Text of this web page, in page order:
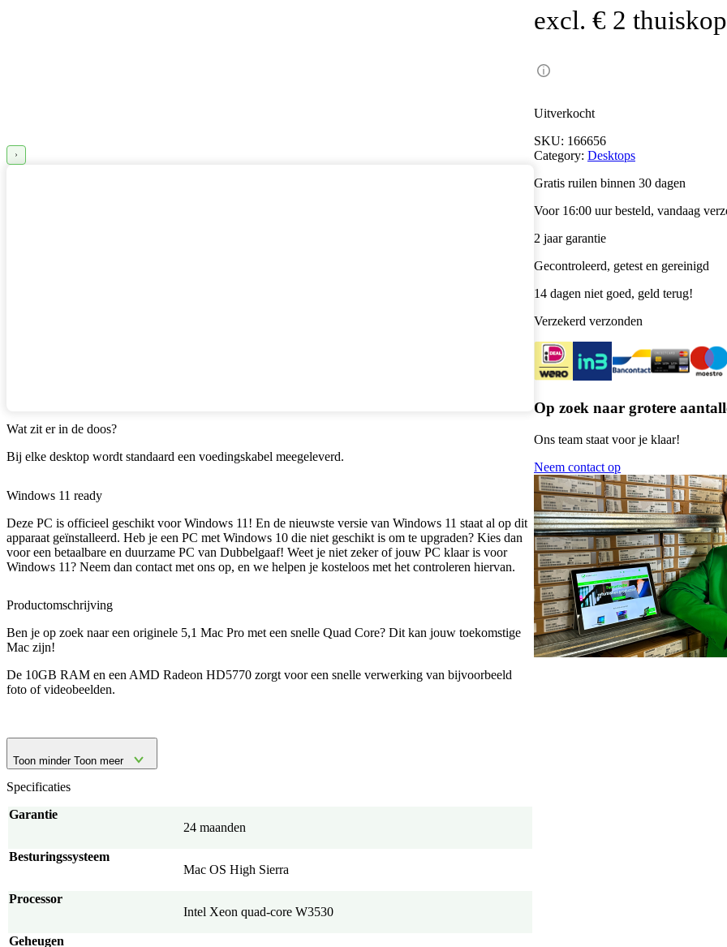
Wat zit er in de doos?
Bij elke desktop wordt standaard een voedingskabel meegeleverd.
Windows 11 ready
Deze PC is officieel geschikt voor Windows 11! En de nieuwste versie van Windows 11 staat al op dit
apparaat geïnstalleerd. Heb je een PC met Windows 10 die niet geschikt is om te upgraden? Kies dan
voor een betaalbare en duurzame PC van Dubbelgaaf! Weet je niet zeker of jouw PC klaar is voor
Windows 11? Neem dan contact met ons op, en we helpen je kosteloos met het controleren hiervan.
Productomschrijving
Ben je op zoek naar een originele 5,1 Mac Pro met een snelle Quad Core? Dit kan jouw toekomstige
Mac zijn!
De 10GB RAM en een AMD Radeon HD5770 zorgt voor een snelle verwerking van bijvoorbeeld
foto of videobeelden.
Toon minder Toon meer
Specificaties
Garantie
24 maanden
Besturingssysteem
Mac OS High Sierra
Processor
Intel Xeon quad-core W3530
Geheugen
excl. € 2
Uitverkocht
SKU: 166656
Category: Desktops
Gratis ruilen binnen 30 dagen
Voor 16:00 uur besteld, vandaag
2 jaar garantie
Gecontroleerd, getest en gereinigd
14 dagen niet goed, geld terug!
Verzekerd verzonden
Op zoek naar grotere
Ons team staat voor je klaar!
Neem contact op